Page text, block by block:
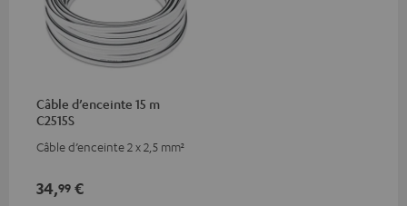
Câble d’enceinte 15 m
C2515S
Câble d’enceinte 2 x 2,5 mm²
34,99 €